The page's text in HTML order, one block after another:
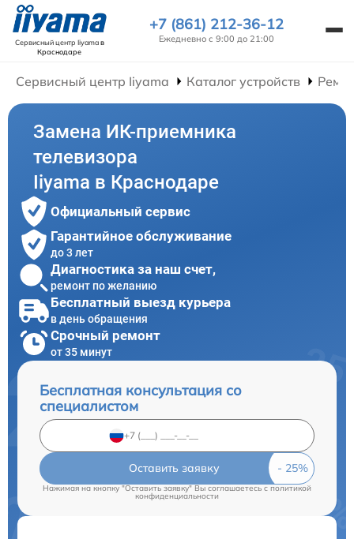
Сервисный центр Iiyamaв
Краснодаре
+7 (861) 212-36-12
Ежедневно с 9:00 до 21:00
Сервисный центр Iiyama Каталог устройств
Замена ИК-приемника
телевизора
Iiyama в Краснодаре
Официальный сервис
Гарантийное обслуживание
до 3 лет
Диагностика за наш счет,
ремонт по желанию
Бесплатный выезд курьера
в день обращения
Срочный ремонт
от 35 минут
Бесплатная консультация со
специалистом
Оставить заявку
Нажимая на кнопку "Оставить заявку" Вы соглашаетесь cполитикой
конфиденциальности